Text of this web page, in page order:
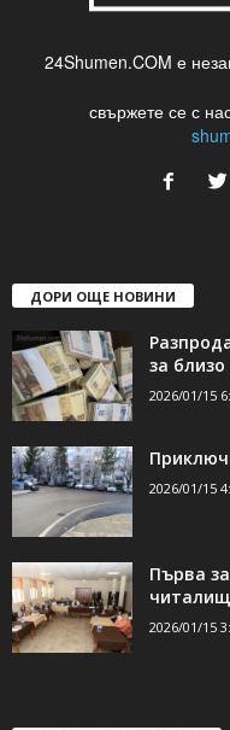
24Shumen.COM е
свържете се с
ДОРИ ОЩЕ НОВИНИ
за близо
2026/01/15
2026/01/15
Първа
2026/01/15